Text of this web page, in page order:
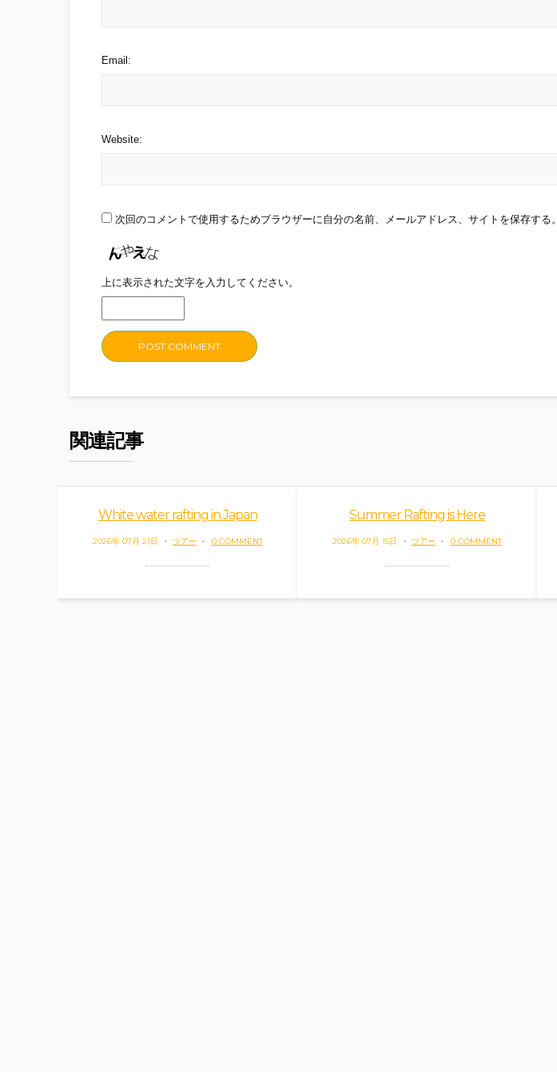
Email:
Website:
次回のコメントで使用するためブラウザーに自分の名前、メールアドレス、サイトを保存する。
上に表示された文字を入力してください。
関連記事
White water rafting in Japan
2026年 07月 21日 ツアー 0 COMMENT
Summer Rafting is Here
2026年 07月 15日 ツアー 0 COMMENT